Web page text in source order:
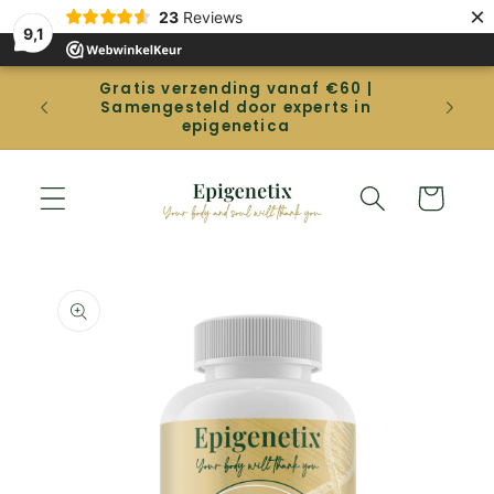
9,1
23 Reviews ×
et
passer
au
contenuGratis verzending vanaf €60 |
Samengesteld door experts in
epigenetica
Panier
informations
produits